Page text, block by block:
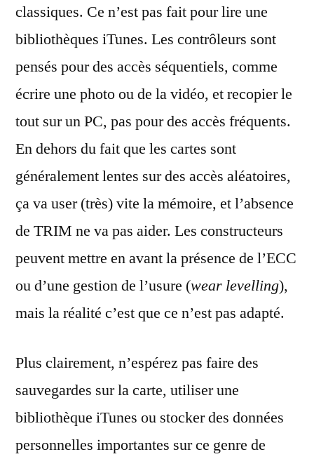
classiques. Ce n’est pas fait pour lire une
bibliothèques iTunes. Les contrôleurs sont
pensés pour des accès séquentiels, comme
écrire une photo ou de la vidéo, et recopier le
tout sur un PC, pas pour des accès fréquents.
En dehors du fait que les cartes sont
généralement lentes sur des accès aléatoires,
ça va user (très) vite la mémoire, et l’absence
de TRIM ne va pas aider. Les constructeurs
peuvent mettre en avant la présence de l’ECC
ou d’une gestion de l’usure (wear levelling),
mais la réalité c’est que ce n’est pas adapté.
Plus clairement, n’espérez pas faire des
sauvegardes sur la carte, utiliser une
bibliothèque iTunes ou stocker des données
personnelles importantes sur ce genre de